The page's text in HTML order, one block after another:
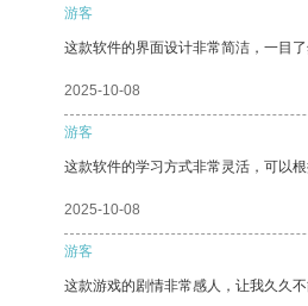
游客
这款软件的界面设计非常简洁，一目了
2025-10-08
游客
这款软件的学习方式非常灵活，可以
2025-10-08
游客
这款游戏的剧情非常感人，让我久久不